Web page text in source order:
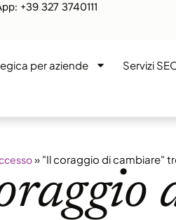
+39 327 3740111
per aziende Servizi
» "Il coraggio di cambiare"